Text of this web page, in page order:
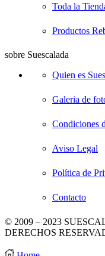
Toda la
Productos
sobre Suescalada
Quien es
Galeria de
Condiciones
Aviso Legal
Política de
Contacto
© 2009 – 2023
DERECHOS